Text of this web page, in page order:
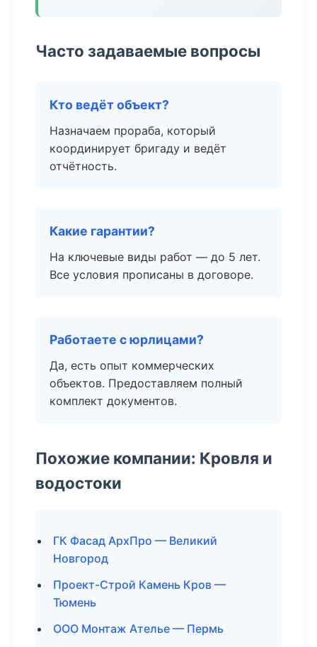
Часто задаваемые вопросы
Кто ведёт объект?
Назначаем прораба, который
координирует бригаду и ведёт
отчётность.
Какие гарантии?
На ключевые виды работ — до 5 лет.
Все условия прописаны в договоре.
Работаете с юрлицами?
Да, есть опыт коммерческих
объектов. Предоставляем полный
комплект документов.
Похожие компании: Кровля и
водостоки
ГК Фасад АрхПро — Великий
Новгород
Проект-Строй Камень Кров —
Тюмень
ООО Монтаж Ателье — Пермь